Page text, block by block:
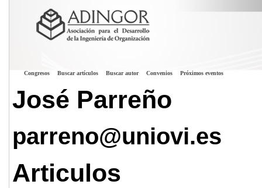
Congresos Buscar artículos Buscar autor Convenios Próximos eventos
José Parreño
parreno@uniovi.es
Articulos